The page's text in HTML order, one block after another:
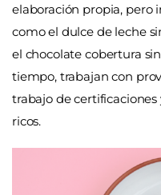
elaboración propia, pero
como el dulce de leche
el chocolate cobertura
tiempo, trabajan con
trabajo de
ricos.